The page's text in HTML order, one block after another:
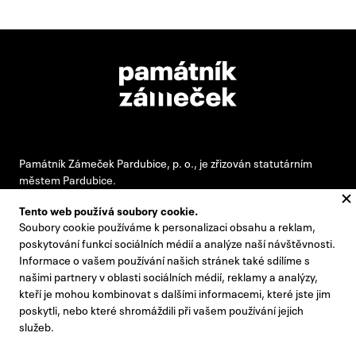
Památník Zámeček Pardubice, p. o., je zřizován statutárním
městem Pardubice.
#pamatnikzamecek
zamecek@zamecek-memorial.cz
+420 732 895 221
Kontakty
Tento web používá soubory cookie.
Soubory cookie používáme k personalizaci obsahu a reklam,
poskytování funkcí sociálních médií a analýze naší návštěvnosti.
Informace o vašem používání našich stránek také sdílíme s
našimi partnery v oblasti sociálních médií, reklamy a analýzy,
kteří je mohou kombinovat s dalšími informacemi, které jste jim
poskytli, nebo které shromáždili při vašem používání jejich
služeb.